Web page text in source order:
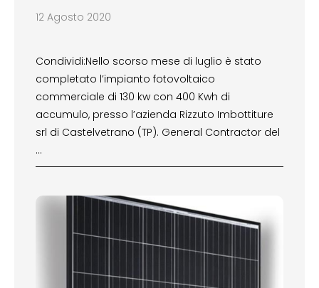
12 Agosto 2020
Condividi:Nello scorso mese di luglio è stato
completato l’impianto fotovoltaico
commerciale di 130 kw con 400 Kwh di
accumulo, presso l’azienda Rizzuto Imbottiture
srl di Castelvetrano (TP). General Contractor del
…